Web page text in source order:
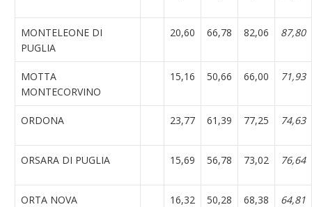
MONTELEONE DI
PUGLIA
20,60 66,78 82,06 87,80
MOTTA
MONTECORVINO
15,16 50,66 66,00 71,93
ORDONA 23,77 61,39 77,25 74,63
ORSARA DI PUGLIA 15,69 56,78 73,02 76,64
ORTA NOVA 16,32 50,28 68,38 64,81